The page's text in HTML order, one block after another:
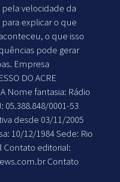
velocidade da
explicar o que
o que isso
pode gerar
Empresa
DO ACRE
Nome fantasia: Rádio
05.388.848/0001-53
desde 03/11/2005
10/12/1984 Sede: Rio
Contato editorial:
Contato